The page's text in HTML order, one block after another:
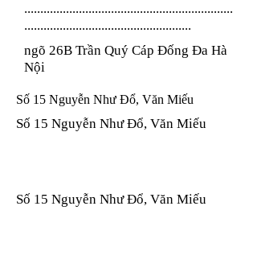
.................................................................
....................................................
ngõ 26B Trần Quý Cáp Đống Đa Hà
Nội
Số 15 Nguyễn Như Đổ, Văn Miếu
Số 15 Nguyễn Như Đổ, Văn Miếu
Số 15 Nguyễn Như Đổ, Văn Miếu